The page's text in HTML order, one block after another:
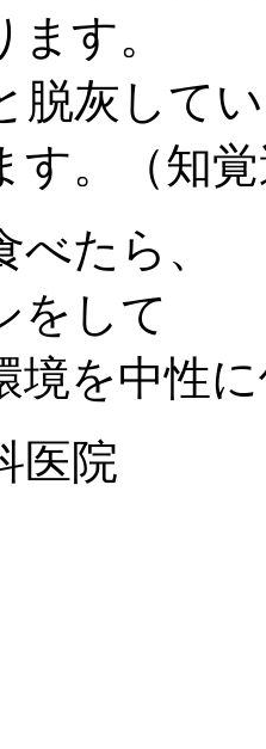
す。
脱灰して
す。（知
たら、
をして
境を中性
医院